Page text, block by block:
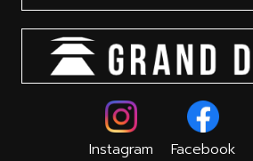
Instagram Facebook